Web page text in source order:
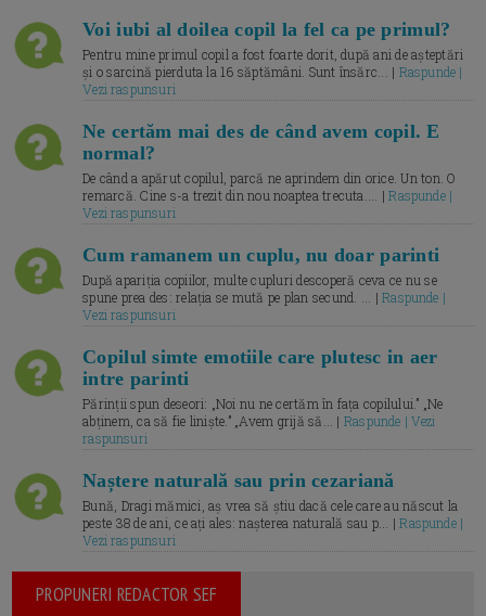
Voi iubi al doilea copil la fel ca pe primul?
Pentru mine primul copil a fost foarte dorit, după ani de așteptări
și o sarcină pierduta la 16 săptămâni. Sunt însărc... | Raspunde |
Vezi raspunsuri
Ne certăm mai des de când avem copil. E
normal?
De când a apărut copilul, parcă ne aprindem din orice. Un ton. O
remarcă. Cine s-a trezit din nou noaptea trecuta.... |Raspunde |
Vezi raspunsuri
Cum ramanem un cuplu, nu doar parinti
După apariția copiilor, multe cupluri descoperă ceva ce nu se
spune prea des: relația se mută pe plan secund. ... |Raspunde |
Vezi raspunsuri
Copilul simte emotiile care plutesc in aer
intre parinti
Părinții spun deseori: „Noi nu ne certăm în fața copilului.” „Ne
abținem, ca să fie liniște.” „Avem grijă să... | Raspunde | Vezi
raspunsuri
Naștere naturală sau prin cezariană
Bună, Dragi mămici, aș vrea să știu dacă cele care au născut la
peste 38 de ani, ce ați ales: nașterea naturală sau p... |Raspunde |
Vezi raspunsuri
PROPUNERI REDACTOR SEF